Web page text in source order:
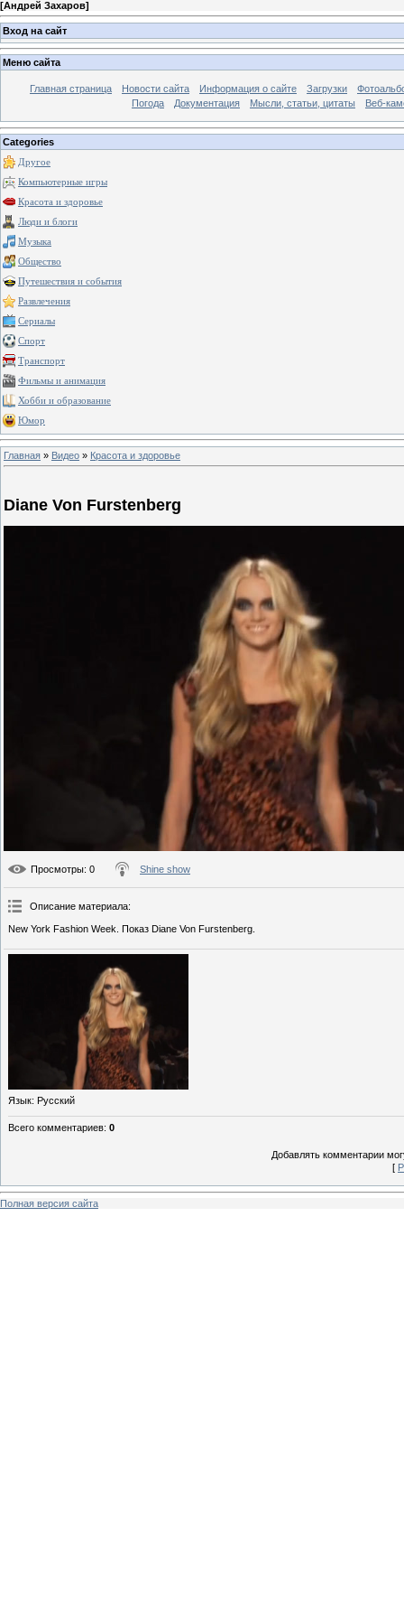
[Андрей Захаров]
Вход на сайт
Меню сайта
Главная страница Новости сайта Информация о сайте Загрузки
Погода
Документация Мысли, статьи, цитаты Веб-
Categories
Другое
Компьютерные игры
Красота и здоровье
Люди и блоги
Музыка
Общество
Путешествия и события
Развлечения
Сериалы
Спорт
Транспорт
Фильмы и анимация
Хобби и образование
Юмор
Главная » Видео » Красота и здоровье
Diane Von Furstenberg
Просмотры: 0 Shine show
Описание материала:
New York Fashion Week. Показ Diane Von Furstenberg.
Язык: Русский
Всего комментариев: 0
Добавлять комментарии
[
Полная версия сайта